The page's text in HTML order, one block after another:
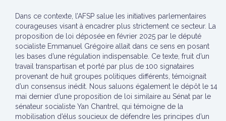
Dans ce contexte, l’AFSP salue les initiatives parlementaires
courageuses visant à encadrer plus strictement ce secteur. La
proposition de loi déposée en février 2025 par le député
socialiste Emmanuel Grégoire allait dans ce sens en posant
les bases d’une régulation indispensable. Ce texte, fruit d’un
travail transpartisan et porté par plus de 100 signataires
provenant de huit groupes politiques différents, témoignait
d’un consensus inédit. Nous saluons également le dépôt le 14
mai dernier d’une proposition de loi similaire au Sénat par le
sénateur socialiste Yan Chantrel, qui témoigne de la
mobilisation d’élus soucieux de défendre les principes d’un